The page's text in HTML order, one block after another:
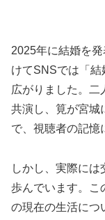
2025年に結婚を
けてSNSでは「
広がりました。二
共演し、筧が宮城
で、視聴者の記憶
しかし、実際に
歩んでいます。こ
の現在の生活につ